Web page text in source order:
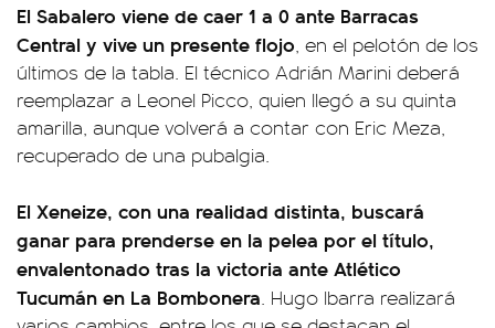
El Sabalero viene de caer 1 a 0 ante Barracas
Central y vive un presente flojo, en el pelotón de los
últimos de la tabla. El técnico Adrián Marini deberá
reemplazar a Leonel Picco, quien llegó a su quinta
amarilla, aunque volverá a contar con Eric Meza,
recuperado de una pubalgia.
El Xeneize, con una realidad distinta, buscará
ganar para prenderse en la pelea por el título,
envalentonado tras la victoria ante Atlético
Tucumán en La Bombonera. Hugo Ibarra realizará